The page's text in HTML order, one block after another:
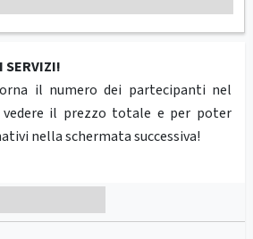
SERVIZI!
il numero dei partecipanti nel
il prezzo totale e per poter
nella schermata successiva!